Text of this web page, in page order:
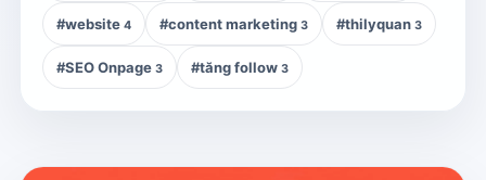
#website 4 #content marketing 3 #thilyquan 3
#SEO Onpage 3 #tăng follow 3